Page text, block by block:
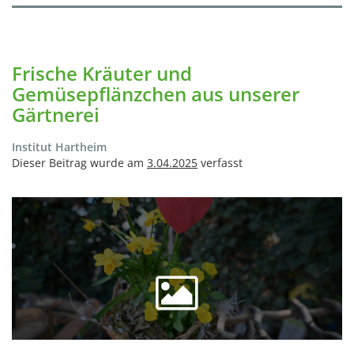
Frische Kräuter und
Gemüsepflänzchen aus unserer
Gärtnerei
Institut Hartheim
Dieser Beitrag wurde am 3.04.2025 verfasst